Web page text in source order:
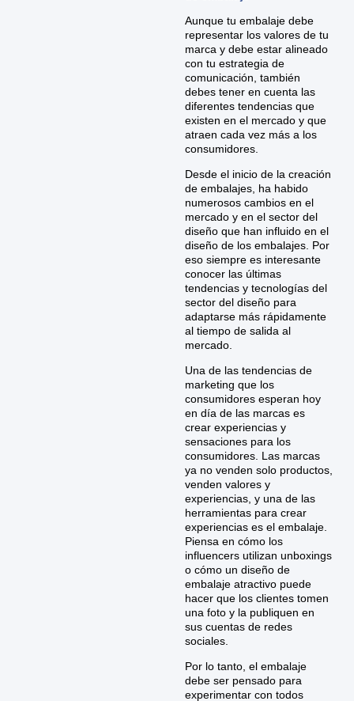
Aunque tu embalaje debe
representar los valores de tu
marca y debe estar alineado
con tu estrategia de
comunicación, también
debes tener en cuenta las
diferentes tendencias que
existen en el mercado y que
atraen cada vez más a los
consumidores.
Desde el inicio de la creación
de embalajes, ha habido
numerosos cambios en el
mercado y en el sector del
diseño que han influido en el
diseño de los embalajes. Por
eso siempre es interesante
conocer las últimas
tendencias y tecnologías del
sector del diseño para
adaptarse más rápidamente
al tiempo de salida al
mercado.
Una de las tendencias de
marketing que los
consumidores esperan hoy
en día de las marcas es
crear experiencias y
sensaciones para los
consumidores. Las marcas
ya no venden solo productos,
venden valores y
experiencias, y una de las
herramientas para crear
experiencias es el embalaje.
Piensa en cómo los
influencers utilizan unboxings
o cómo un diseño de
embalaje atractivo puede
hacer que los clientes tomen
una foto y la publiquen en
sus cuentas de redes
sociales.
Por lo tanto, el embalaje
debe ser pensado para
experimentar con todos